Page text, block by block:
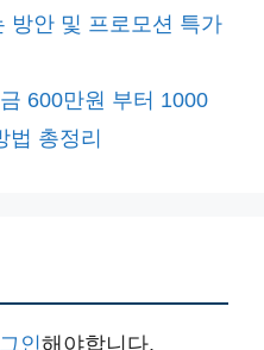
방안 및 프로모션 특가
600만원 부터 1000
법 총정리
인해야합니다.